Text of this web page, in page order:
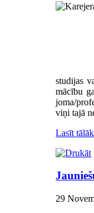
studijas
mācību
joma/
viņi tajā
Lasīt tālāk
29